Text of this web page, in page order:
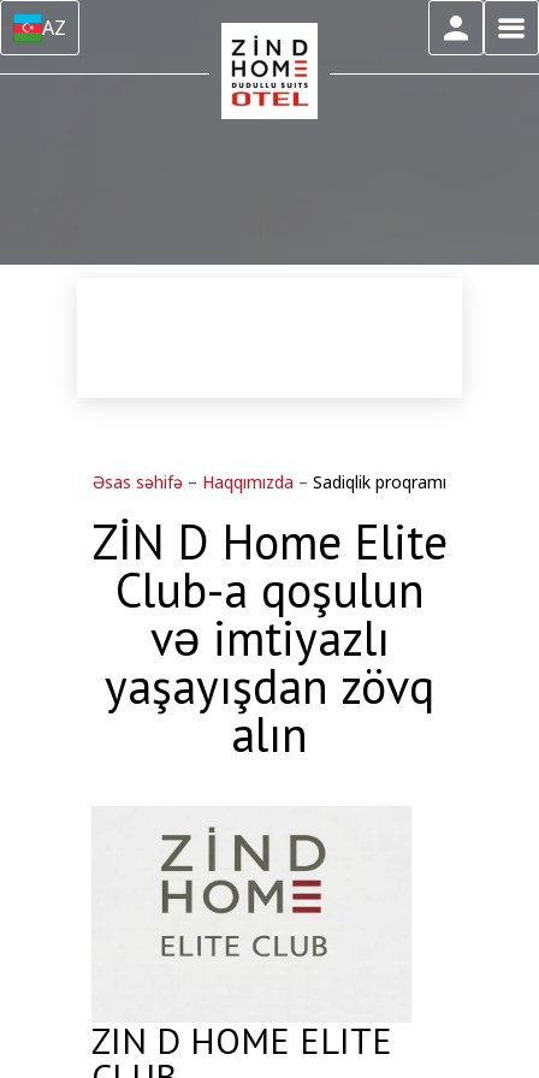
AZ
Əsas səhifə – Haqqımızda – Sadiqlik proqramı
ZİN D Home Elite
Club-a qoşulun
və imtiyazlı
yaşayışdan zövq
alın
ZIN D HOME ELITE